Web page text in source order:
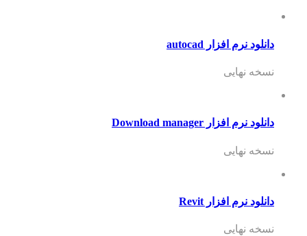
دانلود نرم افزار autocad
نسخه نهایی
دانلود نرم افزار Download manager
نسخه نهایی
دانلود نرم افزار Revit
نسخه نهایی